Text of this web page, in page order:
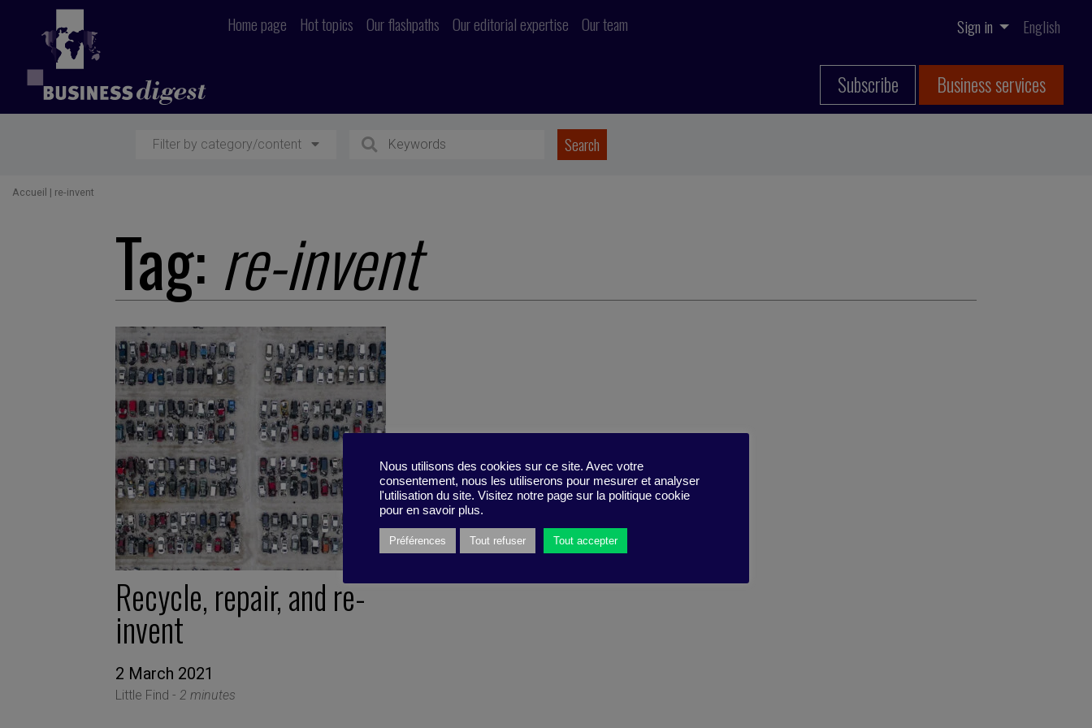
Home page Hot topics Our flashpaths Our editorial expertise Our team Sign in English
Subscribe Business services
Filter by category/content
Accueil | re-invent
Tag: re-invent
Recycle, repair, and re-
invent
2 March 2021
Little Find - 2 minutes
Nous utilisons des cookies sur ce site. Avec votre
consentement, nous les utiliserons pour mesurer et analyser
l'utilisation du site. Visitez notre page sur la politique cookie
pour en savoir plus.
Préférences Tout refuser Tout accepter